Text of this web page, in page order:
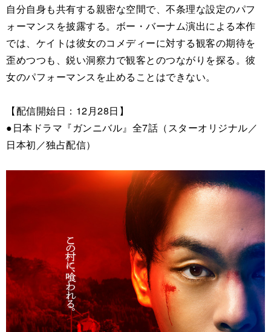
自分自身も共有する親密な空間で、不条理な設定のパフ
ォーマンスを披露する。ボー・バーナム演出による本作
では、ケイトは彼女のコメディーに対する観客の期待を
歪めつつも、鋭い洞察力で観客とのつながりを探る。彼
女のパフォーマンスを止めることはできない。
【配信開始日：12月28日】
●日本ドラマ『ガンニバル』全7話（スターオリジナル／
日本初／独占配信）